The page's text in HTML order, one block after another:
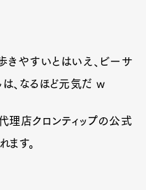
きやすいとはいえ、ビーサ
、なるほど元気だ w
理店クロンティップの公式
ます。